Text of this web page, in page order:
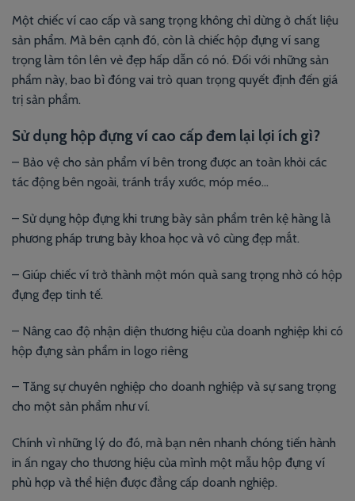
Một chiếc ví cao cấp và sang trọng không chỉ dừng ở chất liệu
sản phẩm. Mà bên cạnh đó, còn là chiếc hộp đựng ví sang
trọng làm tôn lên vẻ đẹp hấp dẫn có nó. Đối với những sản
phẩm này, bao bì đóng vai trò quan trọng quyết định đến giá
trị sản phẩm.
Sử dụng hộp đựng ví cao cấp đem lại lợi ích gì?
– Bảo vệ cho sản phẩm ví bên trong được an toàn khỏi các
tác động bên ngoài, tránh trầy xước, móp méo…
– Sử dụng hộp đựng khi trưng bày sản phẩm trên kệ hàng là
phương pháp trưng bày khoa học và vô cùng đẹp mắt.
– Giúp chiếc ví trở thành một món quà sang trọng nhờ có hộp
đựng đẹp tinh tế.
– Nâng cao độ nhận diện thương hiệu của doanh nghiệp khi có
hộp đựng sản phẩm in logo riêng
– Tăng sự chuyên nghiệp cho doanh nghiệp và sự sang trọng
cho một sản phẩm như ví.
Chính vì những lý do đó, mà bạn nên nhanh chóng tiến hành
in ấn ngay cho thương hiệu của mình một mẫu hộp đựng ví
phù hợp và thể hiện được đẳng cấp doanh nghiệp.